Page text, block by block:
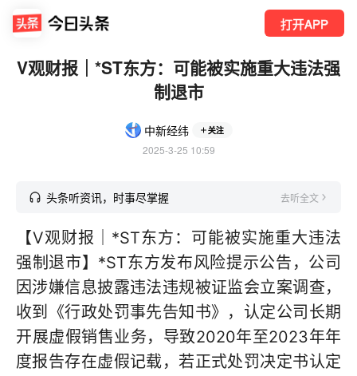
打开APP
V观财报｜*ST东方：可能被实施重大违法强
制退市
中新经纬 关注
2025-3-25 10:59
头条听资讯，时事尽掌握 去听全文
【V观财报｜*ST东方：可能被实施重大违法
强制退市】*ST东方发布风险提示公告，公司
因涉嫌信息披露违法违规被证监会立案调查，
收到《行政处罚事先告知书》，认定公司长期
开展虚假销售业务，导致2020年至2023年年
度报告存在虚假记载，若正式处罚决定书认定